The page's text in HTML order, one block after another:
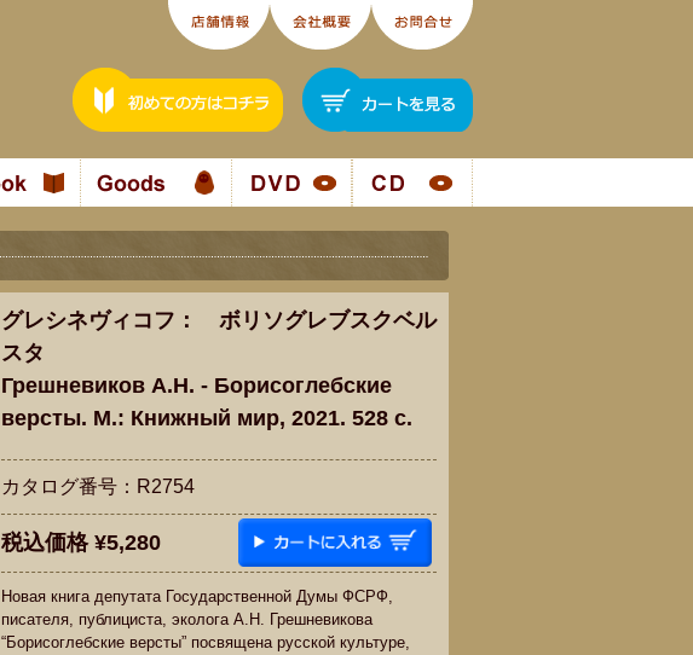
グレシネヴィコフ： ボリソグレブスクベル
スタ
Грешневиков А.Н. - Борисоглебские
версты. М.: Книжный мир, 2021. 528 c.
カタログ番号：R2754
税込価格 ¥5,280
Новая книга депутата Государственной Думы ФСРФ,
писателя, публициста, эколога А.Н. Грешневикова
“Борисоглебские версты” посвящена русской культуре,